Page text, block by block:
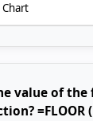
Chart
value of the
=FLOOR